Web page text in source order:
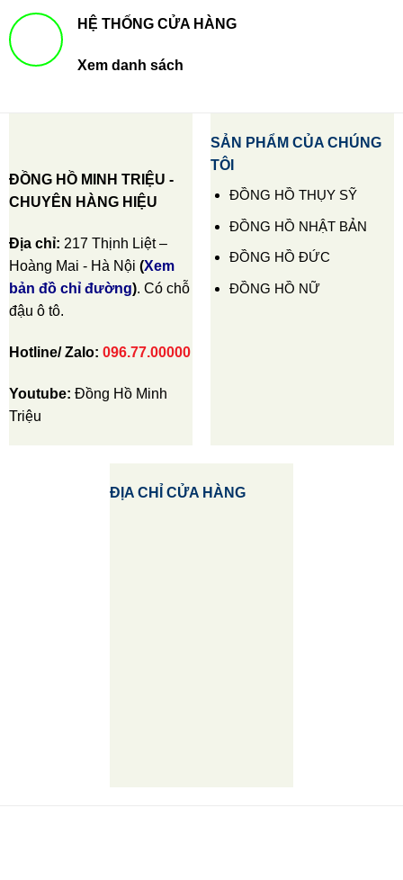
HỆ THỐNG CỬA HÀNG
Xem danh sách
ĐỒNG HỒ MINH TRIỆU -
CHUYÊN HÀNG HIỆU
Địa chỉ: 217 Thịnh Liệt –
Hoàng Mai - Hà Nội (Xem
bản đồ chỉ đường). Có chỗ
đậu ô tô.
Hotline/ Zalo: 096.77.00000
Youtube: Đồng Hồ Minh
Triệu
SẢN PHẨM CỦA CHÚNG
TÔI
ĐỒNG HỒ THỤY SỸ
ĐỒNG HỒ NHẬT BẢN
ĐỒNG HỒ ĐỨC
ĐỒNG HỒ NỮ
ĐỊA CHỈ CỬA HÀNG